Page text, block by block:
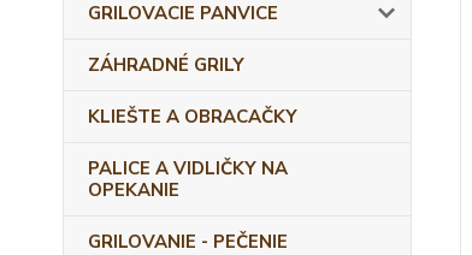
GRILOVACIE PANVICE
ZÁHRADNÉ GRILY
KLIEŠTE A OBRACAČKY
PALICE A VIDLIČKY NA
OPEKANIE
GRILOVANIE - PEČENIE